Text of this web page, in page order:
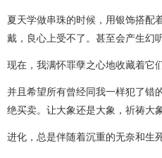
夏天学做串珠的时候，用银饰搭配
戴，良心上受不了。甚至会产生幻
现在，我满怀罪孽之心地收藏着它们
并且希望所有曾经同我一样犯了错
绝买卖。让大象还是大象，祈祷大
进化，总是伴随着沉重的无奈和生